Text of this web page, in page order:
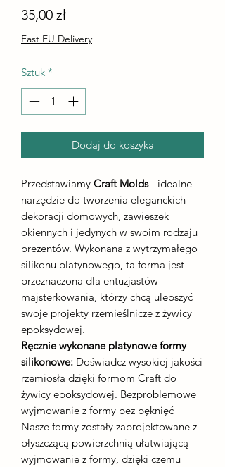
35,00 złCena
Fast EU Delivery
Sztuk *
Dodaj do koszyka
Przedstawiamy Craft Molds- idealne
narzędzie do tworzenia eleganckich
dekoracji domowych, zawieszek
okiennych i jedynych w swoim rodzaju
prezentów. Wykonana z wytrzymałego
silikonu platynowego, ta forma jest
przeznaczona dla entuzjastów
majsterkowania, którzy chcą ulepszyć
swoje projekty rzemieślnicze z żywicy
epoksydowej.
Ręcznie wykonane platynowe formy
silikonowe: Doświadcz wysokiej jakości
rzemiosła dzięki formom Craft do
żywicy epoksydowej. Bezproblemowe
wyjmowanie z formy bez pęknięć
Nasze formy zostały zaprojektowane z
błyszczącą powierzchnią ułatwiającą
wyjmowanie z formy, dzięki czemu